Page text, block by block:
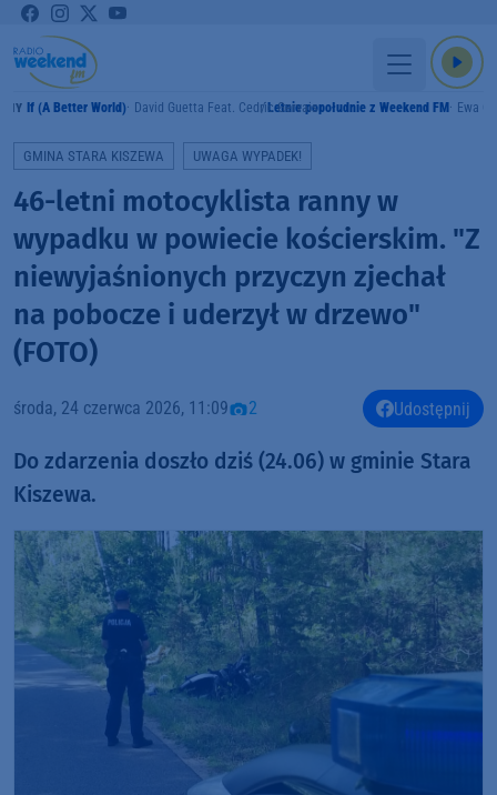
If (A Better World) David Guetta Feat. Cedric GervaisLetnie popołudnie z Weekend FM Ewa
GMINA STARA KISZEWA UWAGA WYPADEK!
46-letni motocyklista ranny w
wypadku w powiecie kościerskim. "Z
niewyjaśnionych przyczyn zjechał
na pobocze i uderzył w drzewo"
(FOTO)
środa, 24 czerwca 2026, 11:09 2 Udostępnij
Do zdarzenia doszło dziś (24.06) w gminie Stara
Kiszewa.